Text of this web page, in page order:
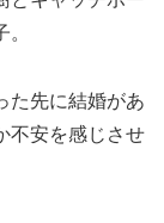
た先に結婚があ
不安を感じさせ